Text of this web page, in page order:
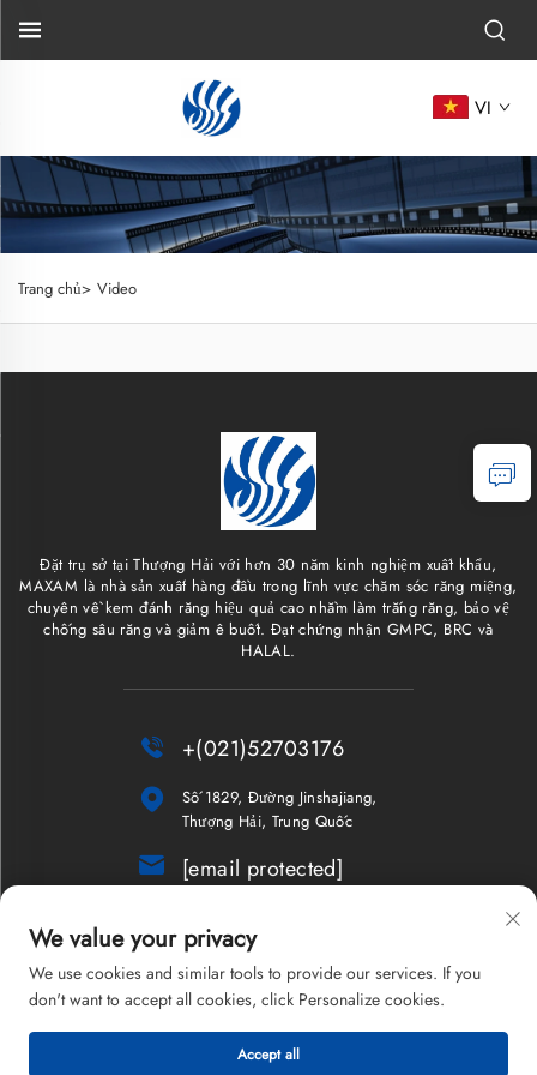
VI
Trang chủ> Video
Đặt trụ sở tại Thượng Hải với hơn 30 năm kinh nghiệm xuất khẩu,
MAXAM là nhà sản xuất hàng đầu trong lĩnh vực chăm sóc răng miệng,
chuyên về kem đánh răng hiệu quả cao nhằm làm trắng răng, bảo vệ
chống sâu răng và giảm ê buốt. Đạt chứng nhận GMPC, BRC và
HALAL.
 +(021)52703176

Số 1829, Đường Jinshajiang,
Thượng Hải, Trung Quốc
 [email protected]
Bản quyền © 2026 Công ty TNHH Thượng Hải Maxam. Bảo lưu mọi
We value your privacy
We use cookies and similar tools to provide our services. If you
don't want to accept all cookies, click Personalize cookies.
Accept all